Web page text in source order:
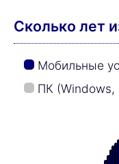
Насколько
немецкие
музыку